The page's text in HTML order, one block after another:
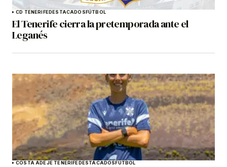
CD TENERIFEDESTACADOSFÚTBOL
El Tenerife cierra la pretemporada ante el
Leganés
COSTA ADEJE TENERIFEDESTACADOSFÚTBOL